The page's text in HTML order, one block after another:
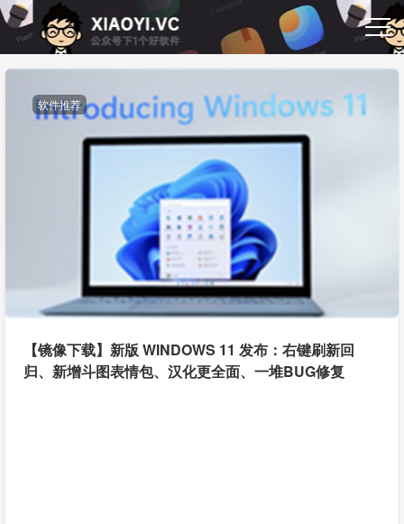
软件推荐
【镜像下载】新版 WINDOWS 11 发布：右键刷新回
归、新增斗图表情包、汉化更全面、一堆BUG修复